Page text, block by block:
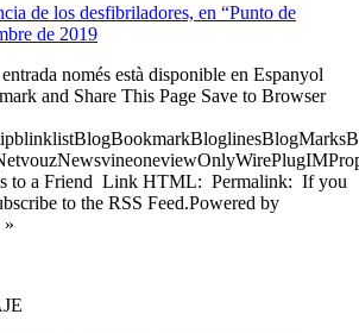
de los desfibriladores, en “Punto de
de 2019
només està disponible en Espanyol
and Share This Page Save to Browser
to a Friend Link HTML: Permalink: If you
to the RSS Feed.Powered by